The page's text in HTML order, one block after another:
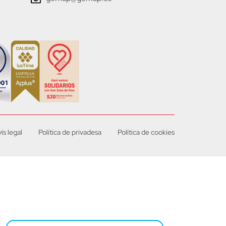
legal Política de privadesa Política de cookies